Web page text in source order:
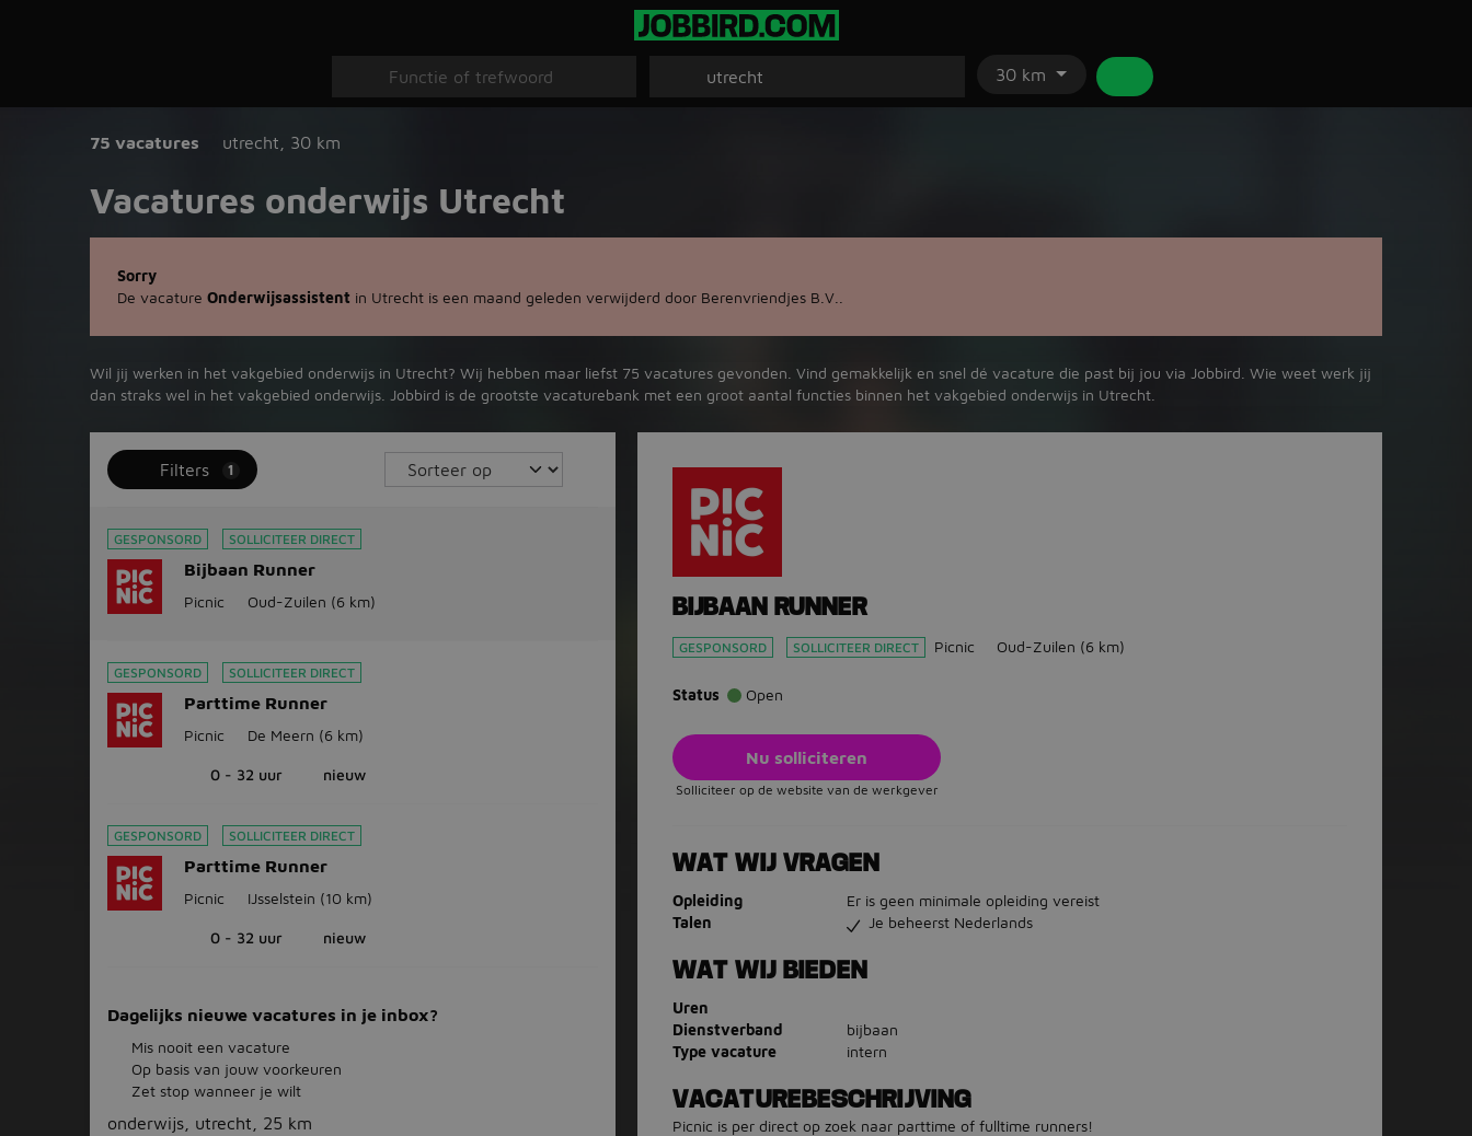
30 km
75 vacatures utrecht 30 km
Vacatures onderwijs Utrecht
Sorry
De vacature Onderwijsassistent in Utrecht is een maand geleden verwijderd door Berenvriendjes B.V..
Wil jij werken in het vakgebied onderwijs in Utrecht? Wij hebben maar liefst 75 vacatures gevonden. Vind gemakkelijk en snel dé vacature die past bij jou via Jobbird. Wie weet werk jij
dan straks wel in het vakgebied onderwijs. Jobbird is de grootste vacaturebank met een groot aantal functies binnen het vakgebied onderwijs in Utrecht.
Filters 1
GESPONSORD SOLLICITEER DIRECT
Bijbaan Runner
Picnic Oud-Zuilen (6 km)
GESPONSORD SOLLICITEER DIRECT
Parttime Runner
Picnic De Meern (6 km)
0 - 32 uur nieuw
GESPONSORD SOLLICITEER DIRECT
Parttime Runner
Picnic IJsselstein (10 km)
0 - 32 uur nieuw
Dagelijks nieuwe vacatures in je inbox?
Mis nooit een vacature
Op basis van jouw voorkeuren
Zet stop wanneer je wilt
onderwijs, utrecht, 25 km
BIJBAAN RUNNER
GESPONSORD SOLLICITEER DIRECT Picnic Oud-Zuilen (6 km)
Status Open
Nu solliciteren
Solliciteer op de website van de werkgever
WAT WIJ VRAGEN
Opleiding
Er is geen minimale opleiding vereist
Talen
Je beheerst Nederlands
WAT WIJ BIEDEN
Uren
Dienstverband
bijbaan
Type vacature
intern
VACATUREBESCHRIJVING
Picnic is per direct op zoek naar parttime of fulltime runners!